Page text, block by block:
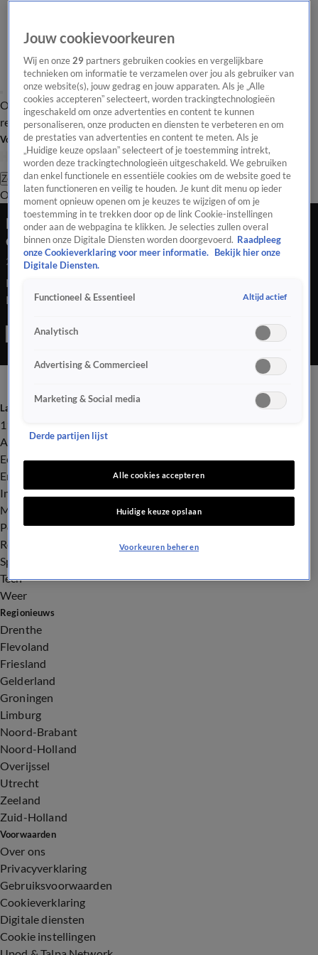
Overzicht Laatste nieuws Regionieuws Het beste van Hart
Tip de
redactie
Volg Hart van Nederland
Zoeken
OverzichtRegioUitzendingenWeerTip de redactiePanelVideo's
Hele buurt wakker en veel schade na harde
explosie in Den Haa...
28 juni 2021, 08:48
Hele buurt wakker en veel schade na harde explosie in Den
Haag
Laatste nieuws
112
Advies & Tips
Economie
Entertainment
Infrastructuur
Milieu en Gezondheid
Politiek
Royalty
Sport
Tech
Weer
Regionieuws
Drenthe
Flevoland
Friesland
Gelderland
Groningen
Limburg
Noord-Brabant
Noord-Holland
Overijssel
Utrecht
Zeeland
Zuid-Holland
Voorwaarden
Over ons
Privacyverklaring
Gebruiksvoorwaarden
Cookieverklaring
Digitale diensten
Cookie instellingen
Jouw cookievoorkeuren
Wij en onze29 partners gebruiken cookies en vergelijkbare
technieken om informatie te verzamelen over jou als gebruiker van
onze website(s), jouw gedrag en jouw apparaten. Als je „Alle
cookies accepteren” selecteert, worden trackingtechnologieën
ingeschakeld om onze advertenties en content te kunnen
personaliseren, onze producten en diensten te verbeteren en om
de prestaties van advertenties en content te meten. Als je
„Huidige keuze opslaan” selecteert of je toestemming intrekt,
worden deze trackingtechnologieën uitgeschakeld. We gebruiken
dan enkel functionele en essentiële cookies om de website goed te
laten functioneren en veilig te houden. Je kunt dit menu op ieder
moment opnieuw openen om je keuzes te wijzigen of om je
toestemming in te trekken door op de link Cookie-instellingen
onder aan de webpagina te klikken. Je selecties zullen overal
binnen onze Digitale Diensten worden doorgevoerd. Raadpleeg
onze Cookieverklaring voor meer informatie.
Bekijk hier onze
Digitale Diensten.
Functioneel & Essentieel Altijd actief
Analytisch
Advertising & Commercieel
Marketing & Social media
Derde partijen lijst
Alle cookies accepteren
Huidige keuze opslaan
Voorkeuren beheren